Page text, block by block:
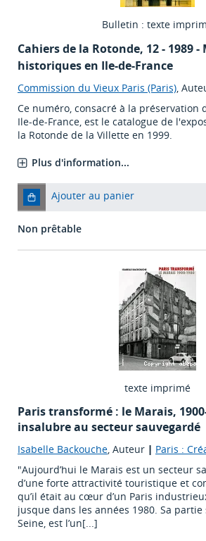
Bulletin : texte
Cahiers de la Rotonde, 12 - 1989
historiques en Ile-de-France
Commission du Vieux Paris (Paris),
Ce numéro, consacré à la préservation
Ile-de-France, est le catalogue de
la Rotonde de la Villette en 1999.
Plus d'information...
Ajouter au panier
Non prêtable
texte imprimé
Paris transformé : le Marais,
insalubre au secteur sauvegardé
Isabelle Backouche, Auteur | Paris :
"Aujourd’hui le Marais est un secteur
d’une forte attractivité touristique et
qu’il était au cœur d’un Paris
jusque dans les années 1980. Sa
Seine, est l’un[...]